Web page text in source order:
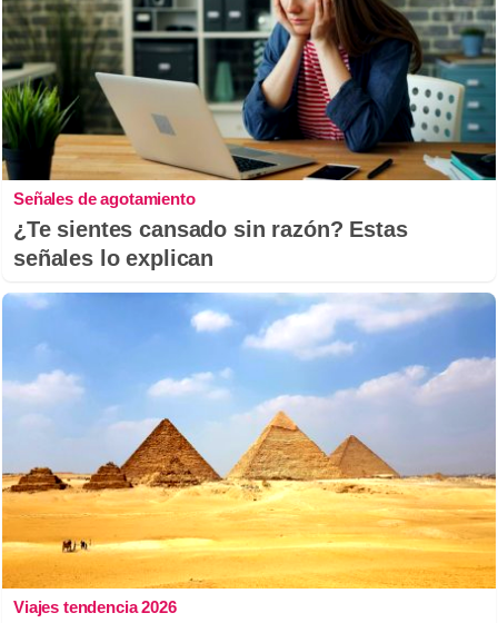
Señales de agotamiento
¿Te sientes cansado sin razón? Estas
señales lo explican
Viajes tendencia 2026